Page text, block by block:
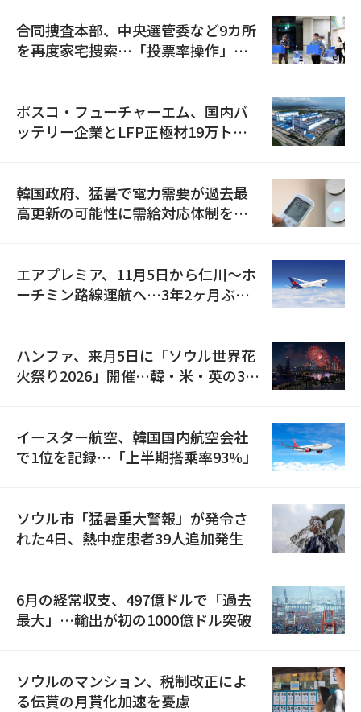
合同捜査本部、中央選管委など9カ所
を再度家宅捜索…「投票率操作」の
ポスコ・フューチャーエム、国内バ
ッテリー企業とLFP正極材19万トン
韓国政府、猛暑で電力需要が過去最
高更新の可能性に需給対応体制を点
エアプレミア、11月5日から仁川〜ホ
ーチミン路線運航へ…3年2ヶ月ぶり
ハンファ、来月5日に「ソウル世界花
火祭り2026」開催…韓・米・英の3カ
イースター航空、韓国国内航空会社
で1位を記録…「上半期搭乗率93%」
ソウル市「猛暑重大警報」が発令さ
れた4日、熱中症患者39人追加発生
6月の経常収支、497億ドルで「過去
最大」…輸出が初の1000億ドル突破
ソウルのマンション、税制改正によ
る伝貰の月貰化加速を憂慮